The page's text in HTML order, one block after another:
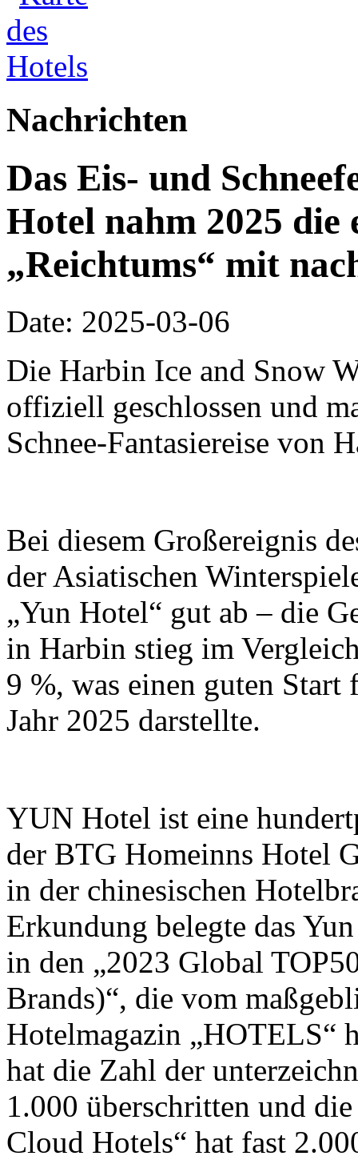
Nachrichten
Das Eis- und
Hotel nahm 2025 die
„Reichtums“ mit
Date: 2025-03-06
Die Harbin Ice and Snow
offiziell geschlossen und
Schnee-Fantasiereise von
Bei diesem Großereignis
der Asiatischen
„Yun Hotel“ gut ab – die
in Harbin stieg im
9 %, was einen guten
Jahr 2025 darstellte.
YUN Hotel ist eine
der BTG Homeinns Hotel
in der chinesischen
Erkundung belegte das
in den „2023 Global
Brands)“, die vom
Hotelmagazin „HOTELS“
hat die Zahl der
1.000 überschritten und
Cloud Hotels“ hat fast